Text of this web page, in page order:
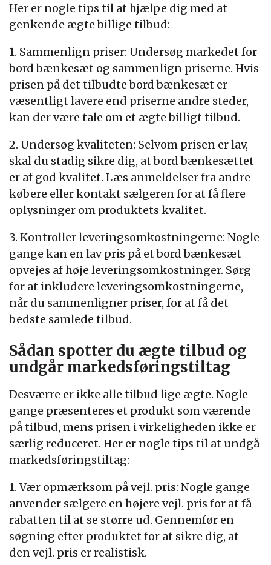
Her er nogle tips til at hjælpe dig med at
genkende ægte billige tilbud:
1. Sammenlign priser: Undersøg markedet for
bord bænkesæt og sammenlign priserne. Hvis
prisen på det tilbudte bord bænkesæt er
væsentligt lavere end priserne andre steder,
kan der være tale om et ægte billigt tilbud.
2. Undersøg kvaliteten: Selvom prisen er lav,
skal du stadig sikre dig, at bord bænkesættet
er af god kvalitet. Læs anmeldelser fra andre
købere eller kontakt sælgeren for at få flere
oplysninger om produktets kvalitet.
3. Kontroller leveringsomkostningerne: Nogle
gange kan en lav pris på et bord bænkesæt
opvejes af høje leveringsomkostninger. Sørg
for at inkludere leveringsomkostningerne,
når du sammenligner priser, for at få det
bedste samlede tilbud.
Sådan spotter du ægte tilbud og
undgår markedsføringstiltag
Desværre er ikke alle tilbud lige ægte. Nogle
gange præsenteres et produkt som værende
på tilbud, mens prisen i virkeligheden ikke er
særlig reduceret. Her er nogle tips til at undgå
markedsføringstiltag:
1. Vær opmærksom på vejl. pris: Nogle gange
anvender sælgere en højere vejl. pris for at få
rabatten til at se større ud. Gennemfør en
søgning efter produktet for at sikre dig, at
den vejl. pris er realistisk.